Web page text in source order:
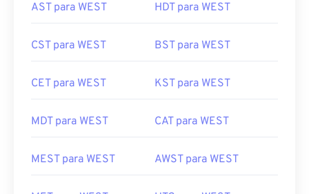
AST para WEST HDT para WEST
CST para WEST BST para WEST
CET para WEST KST para WEST
MDT para WEST CAT para WEST
MEST para WEST AWST para WEST